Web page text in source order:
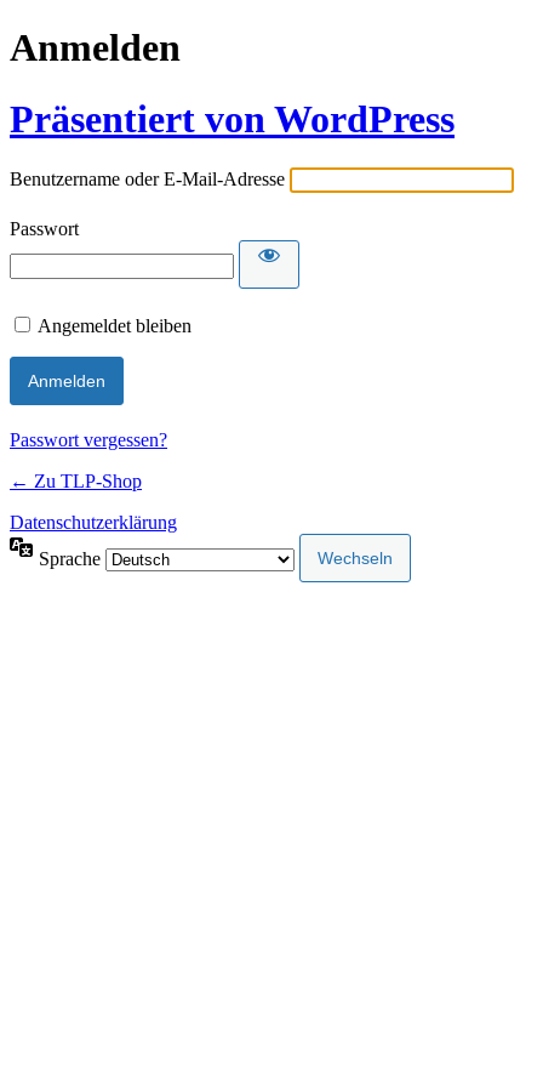
Anmelden
Präsentiert von WordPress
Benutzername oder E-Mail-Adresse
Passwort
Angemeldet bleiben
Passwort vergessen?
← Zu TLP-Shop
Datenschutzerklärung
Sprache